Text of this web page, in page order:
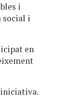
i
social i
en